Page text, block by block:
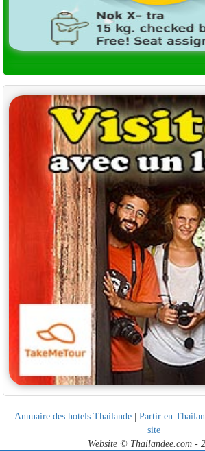
Annuaire des hotels Thailande | Partir en
site
Website © Thailandee.com -